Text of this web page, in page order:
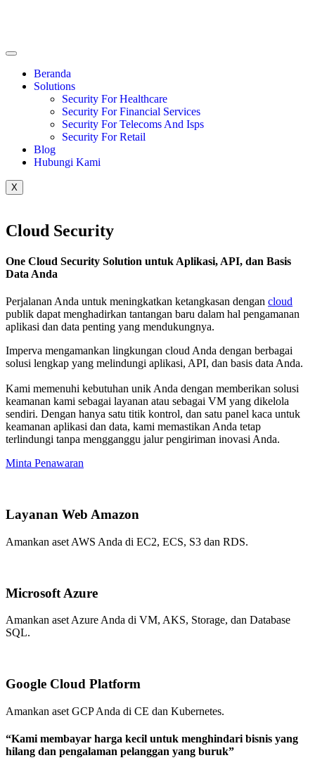
Beranda
Solutions
Security For Healthcare
Security For Financial Services
Security For Telecoms And Isps
Security For Retail
Blog
Hubungi Kami
X
Cloud Security
One Cloud Security Solution untuk Aplikasi, API, dan Basis
Data Anda
Perjalanan Anda untuk meningkatkan ketangkasan dengan cloud
publik dapat menghadirkan tantangan baru dalam hal pengamanan
aplikasi dan data penting yang mendukungnya.
Imperva mengamankan lingkungan cloud Anda dengan berbagai
solusi lengkap yang melindungi aplikasi, API, dan basis data Anda.
Kami memenuhi kebutuhan unik Anda dengan memberikan solusi
keamanan kami sebagai layanan atau sebagai VM yang dikelola
sendiri. Dengan hanya satu titik kontrol, dan satu panel kaca untuk
keamanan aplikasi dan data, kami memastikan Anda tetap
terlindungi tanpa mengganggu jalur pengiriman inovasi Anda.
Minta Penawaran
Layanan Web Amazon
Amankan aset AWS Anda di EC2, ECS, S3 dan RDS.
Microsoft Azure
Amankan aset Azure Anda di VM, AKS, Storage, dan Database
SQL.
Google Cloud Platform
Amankan aset GCP Anda di CE dan Kubernetes.
“Kami membayar harga kecil untuk menghindari bisnis yang
hilang dan pengalaman pelanggan yang buruk”